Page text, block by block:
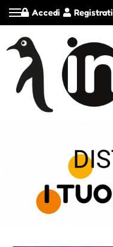
Registrati
Accedi